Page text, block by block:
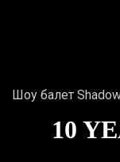
Шоу балет
10